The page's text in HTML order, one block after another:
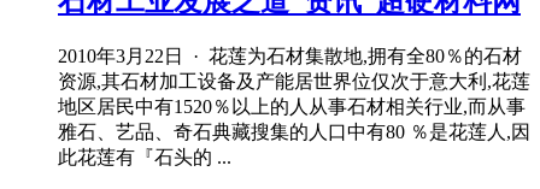
2010年3月22日 · 花莲为石材集散地,拥有全80％的石材
资源,其石材加工设备及产能居世界位仅次于意大利,花莲
地区居民中有1520％以上的人从事石材相关行业,而从事
雅石、艺品、奇石典藏搜集的人口中有80 ％是花莲人,因
此花莲有『石头的 ...